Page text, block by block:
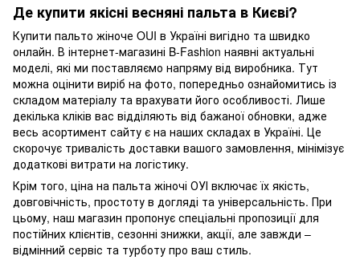
Де купити якісні весняні пальта в Києві?
Купити пальто жіноче OUI в Україні вигідно та швидко
онлайн. В інтернет-магазині B-Fashion наявні актуальні
моделі, які ми поставляємо напряму від виробника. Тут
можна оцінити виріб на фото, попередньо ознайомитись із
складом матеріалу та врахувати його особливості. Лише
декілька кліків вас відділяють від бажаної обновки, адже
весь асортимент сайту є на наших складах в Україні. Це
скорочує тривалість доставки вашого замовлення, мінімізує
додаткові витрати на логістику.
Крім того, ціна на пальта жіночі ОУІ включає їх якість,
довговічність, простоту в догляді та універсальність. При
цьому, наш магазин пропонує спеціальні пропозиції для
постійних клієнтів, сезонні знижки, акції, але завжди –
відмінний сервіс та турботу про ваш стиль.